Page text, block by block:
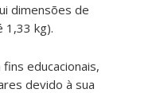
dimensões de
1,33 kg).
educacionais,
devido à sua